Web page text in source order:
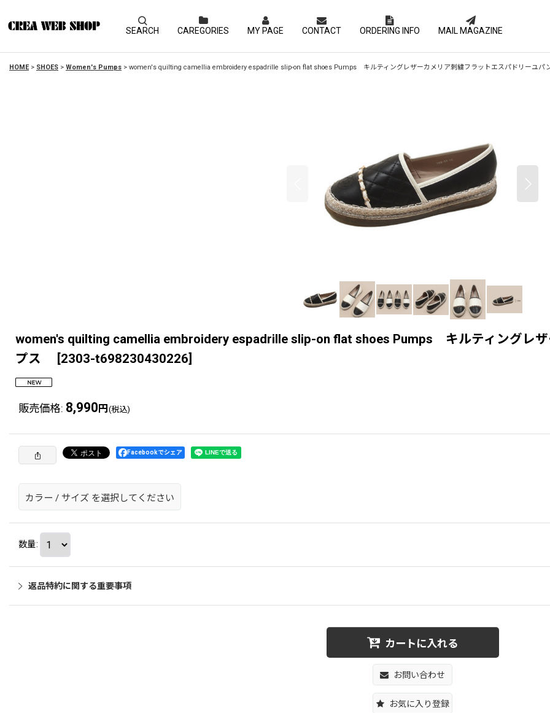
SEARCH CAREGORIES MY PAGE CONTACT ORDERING INFO MAIL MAGAZINE
HOME > SHOES > Women's Pumps > women's quilting camellia embroidery espadrille slip-on flat shoes Pumps キルティングレザーカメリア刺繍フラットエスパドリーユパ
women's quilting camellia embroidery espadrille slip-on flat shoes Pumps キルティングレ
プス
2303-t698230430226
販売価格: 8,990 円 (税込)
Facebookでシェア
カラー / サイズ を選択してください
数量:
返品特約に関する重要事項
カートに入れる
お問い合わせ
お気に入り登録